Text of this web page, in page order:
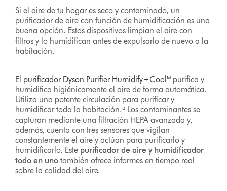
Si el aire de tu hogar es seco y contaminado, un
purificador de aire con función de humidificación es una
buena opción. Estos dispositivos limpian el aire con
filtros y lo humidifican antes de expulsarlo de nuevo a la
habitación.
El purificador Dyson Purifier Humidify+Cool™ purifica y
humidifica higiénicamente el aire de forma automática.
Utiliza una potente circulación para purificar y
humidificar toda la habitación.² Los contaminantes se
capturan mediante una filtración HEPA avanzada y,
además, cuenta con tres sensores que vigilan
constantemente el aire y actúan para purificarlo y
humidificarlo. Este purificador de aire y humidificador
todo en uno también ofrece informes en tiempo real
sobre la calidad del aire.